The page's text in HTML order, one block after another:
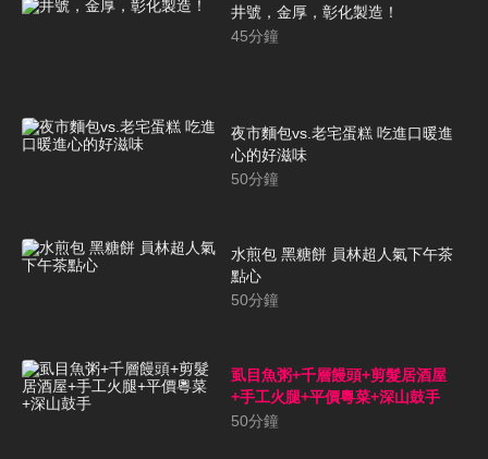
井號，金厚，彰化製造！
45分鐘
夜市麵包vs.老宅蛋糕 吃進口暖進
心的好滋味
50分鐘
水煎包 黑糖餅 員林超人氣下午茶
點心
50分鐘
虱目魚粥+千層饅頭+剪髮居酒屋
+手工火腿+平價粵菜+深山鼓手
50分鐘